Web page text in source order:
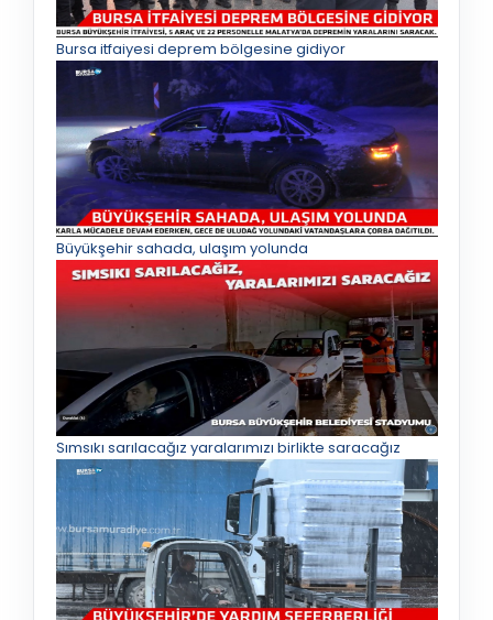
Bursa itfaiyesi deprem bölgesine gidiyor
Büyükşehir sahada, ulaşım yolunda
Sımsıkı sarılacağız yaralarımızı birlikte saracağız